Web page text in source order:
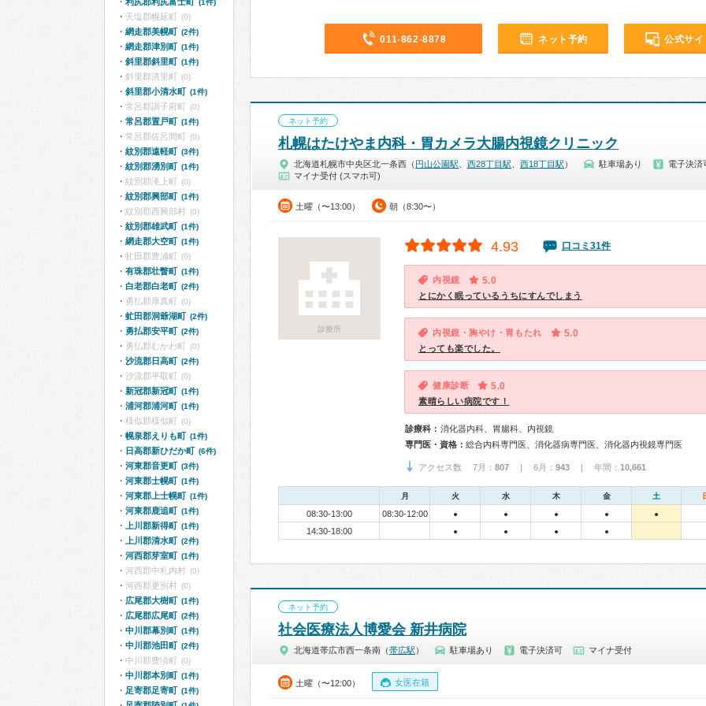
011-862-8878 ネット予約 公式サイ
ネット予約
札幌はたけやま内科・胃カメラ大腸内視鏡クリニック
北海道札幌市中央区北一条西（ 円山公園駅 西28丁目駅 西18丁目駅 ） 駐車場あり
電子決済
マイナ受付 (スマホ可)
土曜（〜13:00） 朝（8:30〜）
診療所
4.93 口コミ31件
内視鏡 5.0
とにかく眠っているうちにすんでしまう
内視鏡・胸やけ・胃もたれ 5.0
とっても楽でした。
健康診断 5.0
素晴らしい病院です！
診療科： 消化器内科、胃腸科、内視鏡
専門医・資格： 総合内科専門医、消化器病専門医、消化器内視鏡専門医
アクセス数 7月： 807 | 6月： 943 | 年間： 10,661
月 火 水 木 金 土
08:30-13:00 08:30-12:00 ● ● ● ● ●
14:30-18:00 ● ● ● ●
ネット予約
社会医療法人博愛会 新井病院
北海道帯広市西一条南（帯広駅 ） 駐車場あり 電子決済可 マイナ受付
土曜（〜12:00） 女医在籍
(1件)
天塩郡幌延町 (0)
網走郡美幌町 (2件)
網走郡津別町 (1件)
斜里郡斜里町 (1件)
斜里郡清里町 (0)
斜里郡小清水町 (1件)
常呂郡訓子府町 (0)
常呂郡置戸町 (1件)
常呂郡佐呂間町 (0)
紋別郡遠軽町 (3件)
紋別郡湧別町 (1件)
紋別郡滝上町 (0)
紋別郡興部町 (1件)
紋別郡西興部村 (0)
紋別郡雄武町 (1件)
網走郡大空町 (1件)
虻田郡豊浦町 (0)
有珠郡壮瞥町 (1件)
白老郡白老町 (2件)
勇払郡厚真町 (0)
虻田郡洞爺湖町 (2件)
勇払郡安平町 (2件)
勇払郡むかわ町 (0)
沙流郡日高町 (2件)
沙流郡平取町 (0)
新冠郡新冠町 (1件)
浦河郡浦河町 (1件)
様似郡様似町 (0)
幌泉郡えりも町 (1件)
日高郡新ひだか町 (6件)
河東郡音更町 (3件)
河東郡士幌町 (1件)
河東郡上士幌町 (1件)
河東郡鹿追町 (1件)
上川郡新得町 (1件)
上川郡清水町 (2件)
河西郡芽室町 (1件)
河西郡中札内村 (0)
河西郡更別村 (0)
広尾郡大樹町 (1件)
広尾郡広尾町 (2件)
中川郡幕別町 (1件)
中川郡池田町 (2件)
中川郡豊頃町 (0)
中川郡本別町 (1件)
足寄郡足寄町 (1件)